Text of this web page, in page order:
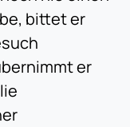
bittet er
er